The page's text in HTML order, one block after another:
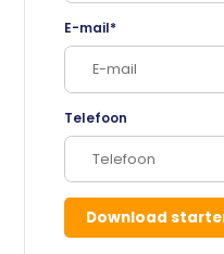
E-mail*
Telefoon
Download